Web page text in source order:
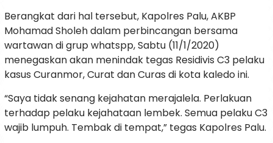
Berangkat dari hal tersebut, Kapolres Palu, AKBP
Mohamad Sholeh dalam perbincangan bersama
wartawan di grup whatspp, Sabtu (11/1/2020)
menegaskan akan menindak tegas Residivis C3 pelaku
kasus Curanmor, Curat dan Curas di kota kaledo ini.
“Saya tidak senang kejahatan merajalela. Perlakuan
terhadap pelaku kejahataan lembek. Semua pelaku C3
wajib lumpuh. Tembak di tempat,” tegas Kapolres Palu.